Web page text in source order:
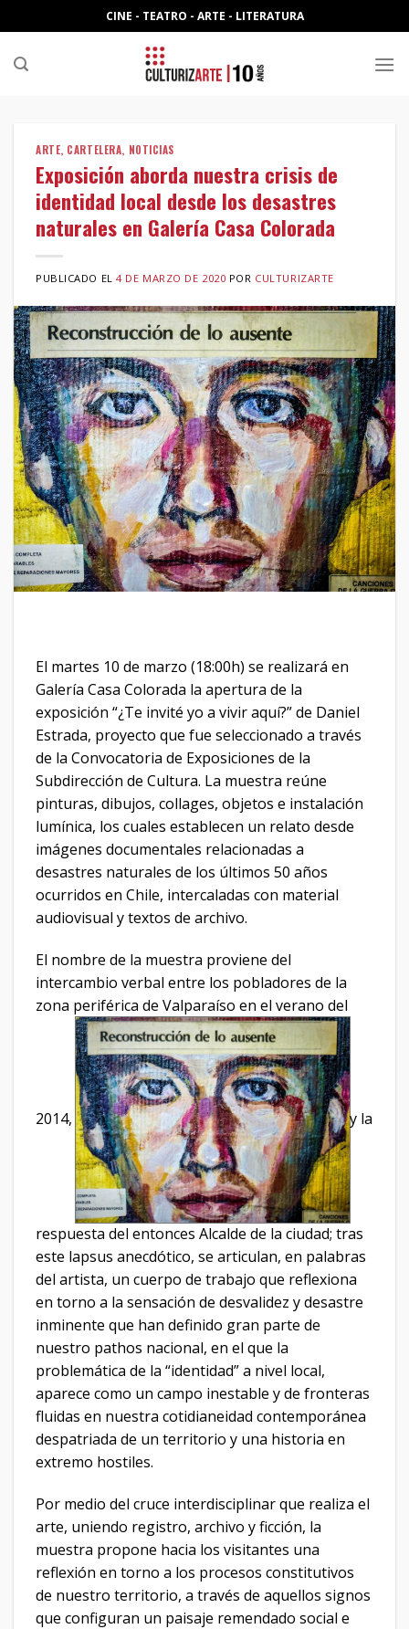
to
content
CINE - TEATRO - ARTE - LITERATURA
ARTE, CARTELERA, NOTICIAS
Exposición aborda nuestra crisis de
identidad local desde los desastres
naturales en Galería Casa Colorada
PUBLICADO EL4 DE MARZO DE 2020 POR CULTURIZARTE
El martes 10 de marzo (18:00h) se realizará en
Galería Casa Colorada la apertura de la
exposición “¿Te invité yo a vivir aquí?” de Daniel
Estrada, proyecto que fue seleccionado a través
de la Convocatoria de Exposiciones de la
Subdirección de Cultura. La muestra reúne
pinturas, dibujos, collages, objetos e instalación
lumínica, los cuales establecen un relato desde
imágenes documentales relacionadas a
desastres naturales de los últimos 50 años
ocurridos en Chile, intercaladas con material
audiovisual y textos de archivo.
El nombre de la muestra proviene del
intercambio verbal entre los pobladores de la
zona periférica de Valparaíso en el verano del
2014, y la
respuesta del entonces Alcalde de la ciudad; tras
este lapsus anecdótico, se articulan, en palabras
del artista, un cuerpo de trabajo que reflexiona
en torno a la sensación de desvalidez y desastre
inminente que han definido gran parte de
nuestro pathos nacional, en el que la
problemática de la “identidad” a nivel local,
aparece como un campo inestable y de fronteras
fluidas en nuestra cotidianeidad contemporánea
despatriada de un territorio y una historia en
extremo hostiles.
Por medio del cruce interdisciplinar que realiza el
arte, uniendo registro, archivo y ficción, la
muestra propone hacia los visitantes una
reflexión en torno a los procesos constitutivos
de nuestro territorio, a través de aquellos signos
que configuran un paisaje remendado social e